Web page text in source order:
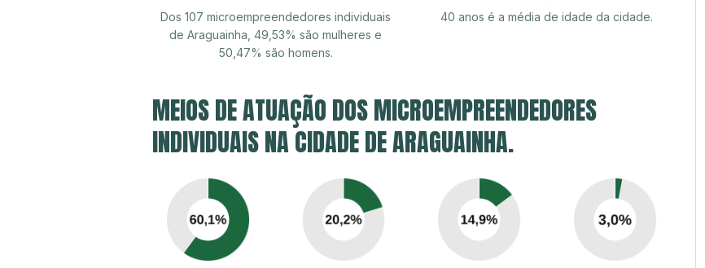
Dos 107 microempreendedores individuais
de Araguainha, 49,53% são mulheres e
50,47% são homens.
40 anos é a média de idade da cidade.
MEIOS DE ATUAÇÃO DOS MICROEMPREENDEDORES
INDIVIDUAIS NA CIDADE DE ARAGUAINHA.